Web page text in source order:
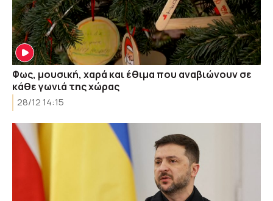
Φως, μουσική, χαρά και έθιμα που αναβιώνουν σε
κάθε γωνιά της χώρας
28/12 14:15